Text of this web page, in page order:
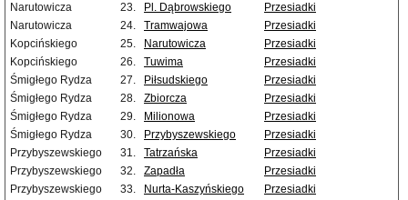
Narutowicza
23. Pl. Dąbrowskiego
Przesiadki
Narutowicza
24. Tramwajowa
Przesiadki
Kopcińskiego
25. Narutowicza
Przesiadki
Kopcińskiego
26. Tuwima
Przesiadki
Śmigłego Rydza
27. Piłsudskiego
Przesiadki
Śmigłego Rydza
28. Zbiorcza
Przesiadki
Śmigłego Rydza
29. Milionowa
Przesiadki
Śmigłego Rydza
30. Przybyszewskiego
Przesiadki
Przybyszewskiego
31. Tatrzańska
Przesiadki
Przybyszewskiego
32. Zapadła
Przesiadki
Przybyszewskiego
33. Nurta-Kaszyńskiego
Przesiadki